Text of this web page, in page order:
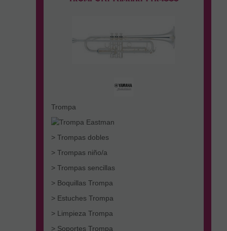
Trompa
> Trompas dobles
> Trompas niño/a
> Trompas sencillas
> Boquillas Trompa
> Estuches Trompa
> Limpieza Trompa
> Soportes Trompa